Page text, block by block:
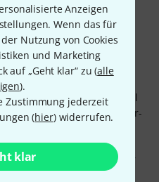
Anzeigen
Wenn das für
Nutzung von Cookies
und Marketing
auf „Geht klar“ zu (alle
).
Zustimmung jederzeit
(hier) widerrufen.
klar
15.12.2025
Instrument (in meinem Fall
System-Koffer aus den 90er-
Flexibilität lässt es sich
die richtige Position
mithilfe der Klettbänder
zwischen dem ersten